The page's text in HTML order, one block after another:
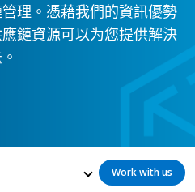
理。憑藉我們的資訊優勢
鏈資源可以为您提供解決
Work with us